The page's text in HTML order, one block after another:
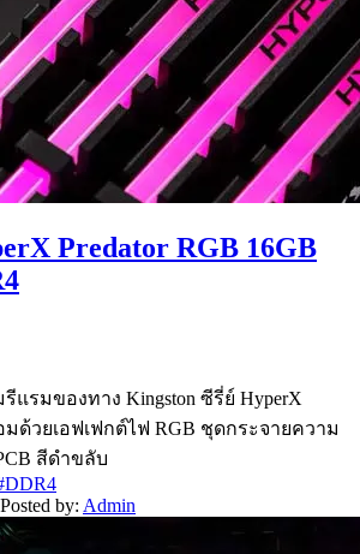
Predator RGB 16GB
แรมของทาง Kingston ซีรี่ย์ HyperX
มด้วยเอฟเฟกต์ไฟ RGB ชุดกระจายความ
สีดำขลับ
by: Admin